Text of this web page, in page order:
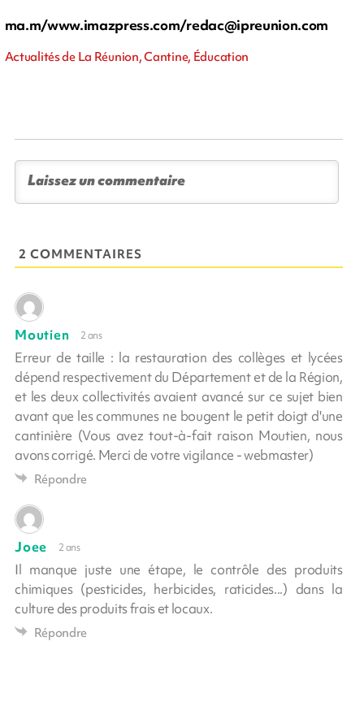
ma.m/www.imazpress.com/redac@ipreunion.com
Actualités de La Réunion, Cantine, Éducation
2 COMMENTAIRES
Moutien 2 ans
Erreur de taille : la restauration des collèges et lycées
dépend respectivement du Département et de la Région,
et les deux collectivités avaient avancé sur ce sujet bien
avant que les communes ne bougent le petit doigt d'une
cantinière (Vous avez tout-à-fait raison Moutien, nous
avons corrigé. Merci de votre vigilance - webmaster)
Répondre
Joee 2 ans
Il manque juste une étape, le contrôle des produits
chimiques (pesticides, herbicides, raticides...) dans la
culture des produits frais et locaux.
Répondre